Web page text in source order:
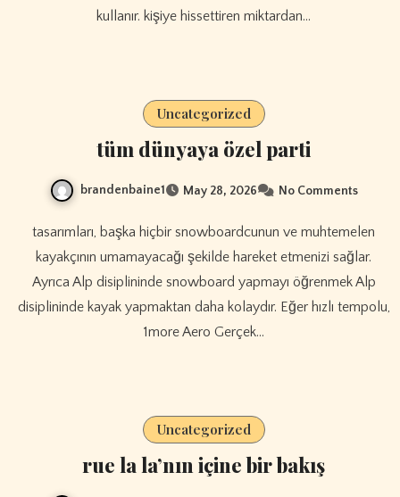
kullanır. kişiye hissettiren miktardan…
Uncategorized
tüm dünyaya özel parti
brandenbaine1 May 28, 2026 No Comments
tasarımları, başka hiçbir snowboardcunun ve muhtemelen
kayakçının umamayacağı şekilde hareket etmenizi sağlar.
Ayrıca Alp disiplininde snowboard yapmayı öğrenmek Alp
disiplininde kayak yapmaktan daha kolaydır. Eğer hızlı tempolu,
1more Aero Gerçek…
Uncategorized
rue la la’nın içine bir bakış